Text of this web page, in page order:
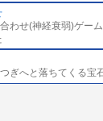
わせ(神経衰弱)ゲー
ぎへと落ちてくる宝